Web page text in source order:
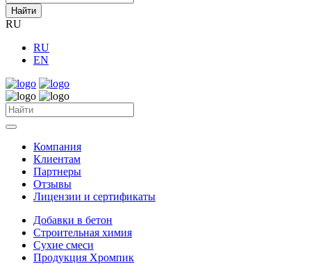
Найти
RU
RU
EN
Компания
Клиентам
Партнеры
Отзывы
Лицензии и сертификаты
Добавки в бетон
Строительная химия
Сухие смеси
Продукция Хромпик